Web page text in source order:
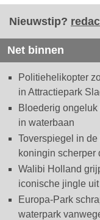
Nieuwstip?
Net binnen
Politiehelikopter
in Attractiepark
Bloederig
in waterbaan
Toverspiegel in
koningin scherper
Walibi Holland
iconische jingle
Europa-Park
waterpark